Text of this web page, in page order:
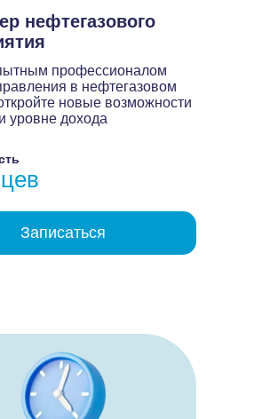
нефтегазового
профессионалом
в нефтегазовом
новые возможности
уровне дохода
Записаться